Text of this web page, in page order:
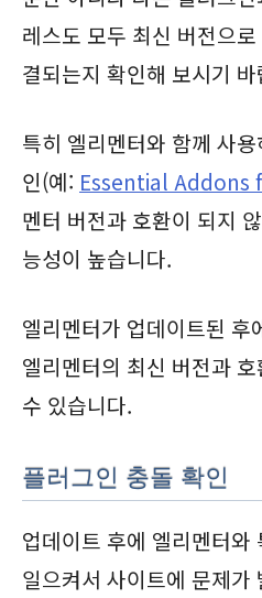
레스도 모두 최신 버전으
결되는지 확인해 보시기
특히 엘리멘터와 함께 사
인(예: Essential
멘터 버전과 호환이 되지
능성이 높습니다.
엘리멘터가 업데이트된 후
엘리멘터의 최신 버전과
수 있습니다.
플러그인 충돌 확인
업데이트 후에 엘리멘터와
일으켜서 사이트에 문제가